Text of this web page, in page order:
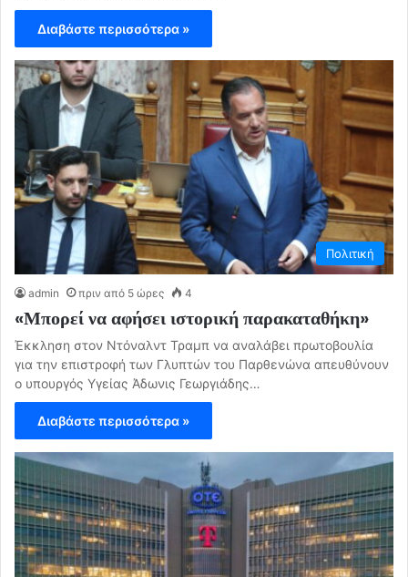
Διαβάστε περισσότερα »
Πολιτική
admin πριν από 5 ώρες 4
«Μπορεί να αφήσει ιστορική παρακαταθήκη»
Έκκληση στον Ντόναλντ Τραμπ να αναλάβει πρωτοβουλία
για την επιστροφή των Γλυπτών του Παρθενώνα απευθύνουν
ο υπουργός Υγείας Άδωνις Γεωργιάδης…
Διαβάστε περισσότερα »